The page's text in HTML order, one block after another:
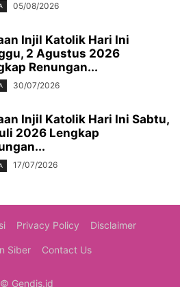
05/08/2026
Injil Katolik Hari Ini
2 Agustus 2026
Renungan...
30/07/2026
Injil Katolik Hari Ini Sabtu,
2026 Lengkap
17/07/2026
Privacy Policy Disclaimer
Siber Contact Us
© Gendis.id